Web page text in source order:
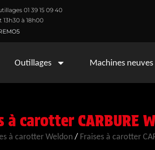
01 39 15 09 40
à 18h00
Outillages Machines neuves
à carotter CARBURE
à carotter Weldon/ Fraises à carotter